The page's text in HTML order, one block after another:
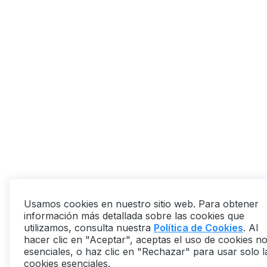
Usamos cookies en nuestro sitio web. Para obtener
información más detallada sobre las cookies que
utilizamos, consulta nuestra Política de Cookies. Al
hacer clic en "Aceptar", aceptas el uso de cookies no
esenciales, o haz clic en "Rechazar" para usar solo
cookies esenciales.